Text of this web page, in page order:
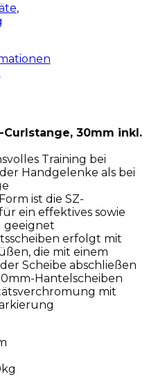
,
Curlstange, 30mm inkl.
Training bei
Handgelenke als bei
ist die SZ-
ein effektives sowie
geeignet
erfolgt mit
die mit einem
Scheibe abschließen
Hantelscheiben
mit